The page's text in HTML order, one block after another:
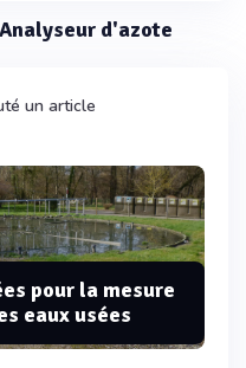
d'azote
un article
pour la mesure
eaux usées